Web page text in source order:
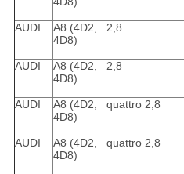
AUDI
A8 (4D2,
4D8)
2,8
AUDI
A8 (4D2,
4D8)
2,8
AUDI
A8 (4D2,
4D8)
quattro 2,8
AUDI
A8 (4D2,
4D8)
quattro 2,8